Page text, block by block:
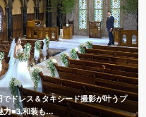
ドレス＆タキシード撮影が叶うプ
力■3.和装も…